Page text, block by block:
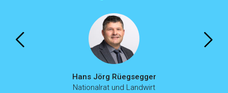
Hans Jörg Rüegsegger
Nationalrat und Landwirt